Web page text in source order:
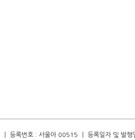
등록번호 : 서울아 00515 ㅣ 등록일자 및 발